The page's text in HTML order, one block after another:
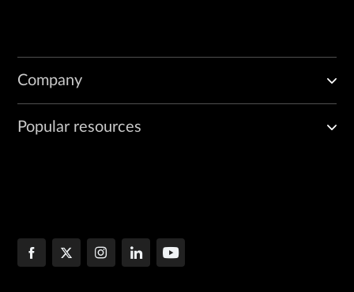
Company
Popular resources